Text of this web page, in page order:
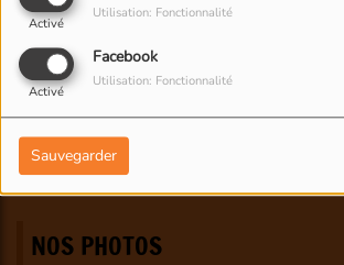
Activé
Utilisation: Fonctionnalité
Facebook
Activé
Utilisation: Fonctionnalité
Sauvegarder
NOS PHOTOS